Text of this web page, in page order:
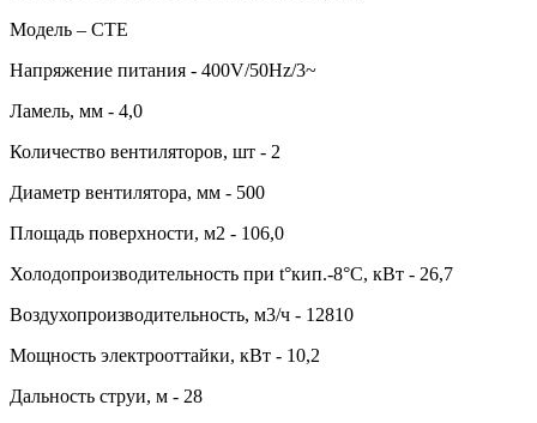
Модель – CTE
Напряжение питания - 400V/50Hz/3~
Ламель, мм - 4,0
Количество вентиляторов, шт - 2
Диаметр вентилятора, мм - 500
Площадь поверхности, м2 - 106,0
Холодопроизводительность при t°кип.-8°С, кВт - 26,7
Воздухопроизводительность, м3/ч - 12810
Мощность электрооттайки, кВт - 10,2
Дальность струи, м - 28